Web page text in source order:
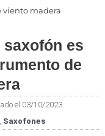
viento madera
es
de
el 03/10/2023
Saxofones